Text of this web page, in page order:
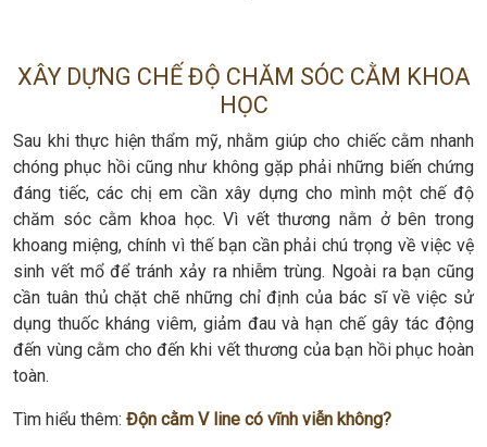
XÂY DỰNG CHẾ ĐỘ CHĂM SÓC CẰM KHOA
HỌC
Sau khi thực hiện thẩm mỹ, nhằm giúp cho chiếc cằm nhanh
chóng phục hồi cũng như không gặp phải những biến chứng
đáng tiếc, các chị em cần xây dựng cho mình một chế độ
chăm sóc cằm khoa học. Vì vết thương nằm ở bên trong
khoang miệng, chính vì thế bạn cần phải chú trọng về việc vệ
sinh vết mổ để tránh xảy ra nhiễm trùng. Ngoài ra bạn cũng
cần tuân thủ chặt chẽ những chỉ định của bác sĩ về việc sử
dụng thuốc kháng viêm, giảm đau và hạn chế gây tác động
đến vùng cằm cho đến khi vết thương của bạn hồi phục hoàn
toàn.
Tìm hiểu thêm: Độn cằm V line có vĩnh viễn không?